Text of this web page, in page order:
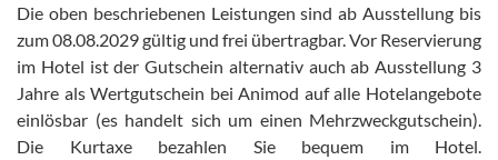
Die oben beschriebenen Leistungen sind ab Ausstellung bis
zum 08.08.2029 gültig und frei übertragbar. Vor Reservierung
im Hotel ist der Gutschein alternativ auch ab Ausstellung 3
Jahre als Wertgutschein bei Animod auf alle Hotelangebote
einlösbar (es handelt sich um einen Mehrzweckgutschein)
Die Kurtaxe bezahlen Sie bequem im Hotel